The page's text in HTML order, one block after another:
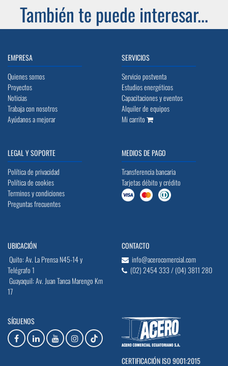
También te puede interesar...
EMPRESA
Quienes somos
Proyectos
Noticias
Trabaja con nosotros
Ayúdanos a mejorar
SERVICIOS
Servicio postventa
Estudios energéticos
Capacitaciones y eventos
Alquiler de equipos
Mi carrito
LEGAL Y SOPORTE
Política de privacidad
Política de cookies
Terminos y condiciones
Preguntas frecuentes
MEDIOS DE PAGO
Transferencia bancaria
Tarjetas débito y crédito
UBICACIÓN
Quito: Av. La Prensa N45-14 y
Telégrafo 1
Guayaquil: Av. Juan Tanca Marengo Km
17
CONTACTO
info@acerocomercial.com
(02) 2454 333 / (04) 3811 280
SÍGUENOS
CERTIFICACIÓN ISO 9001:2015